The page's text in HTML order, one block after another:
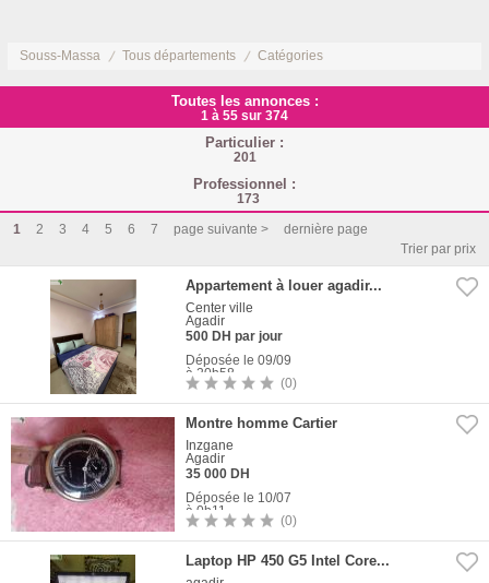
Souss-Massa Tous départements Catégories
Toutes les annonces :
1 à 55 sur 374
Particulier :
201
Professionnel :
173
1 2 3 4 5 6 7 page suivante >
dernière page
Trier par prix
Appartement à louer agadir...
Déposée le 09/09
à 20h58
Center ville
Agadir
500 DH par jour
(0)
Montre homme Cartier
Déposée le 10/07
à 0h11
Inzgane
Agadir
35 000 DH
(0)
Laptop HP 450 G5 Intel Core...